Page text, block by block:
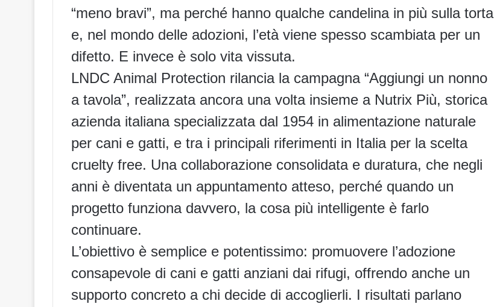
“meno bravi”, ma perché hanno qualche candelina in più sulla torta
e, nel mondo delle adozioni, l’età viene spesso scambiata per un
difetto. E invece è solo vita vissuta.
LNDC Animal Protection rilancia la campagna “Aggiungi un nonno
a tavola”, realizzata ancora una volta insieme a Nutrix Più, storica
azienda italiana specializzata dal 1954 in alimentazione naturale
per cani e gatti, e tra i principali riferimenti in Italia per la scelta
cruelty free. Una collaborazione consolidata e duratura, che negli
anni è diventata un appuntamento atteso, perché quando un
progetto funziona davvero, la cosa più intelligente è farlo
continuare.
L’obiettivo è semplice e potentissimo: promuovere l’adozione
consapevole di cani e gatti anziani dai rifugi, offrendo anche un
supporto concreto a chi decide di accoglierli. I risultati parlano